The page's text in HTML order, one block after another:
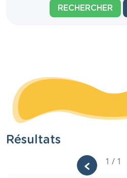
RECHERCHER
Résultats
1 / 1